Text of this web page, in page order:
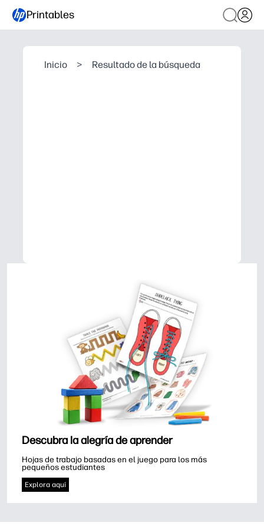
Printables
Inicio > Resultado de la búsqueda
Descubra la alegría de aprender
Hojas de trabajo basadas en el juego para los más
pequeños estudiantes
Explora aquí